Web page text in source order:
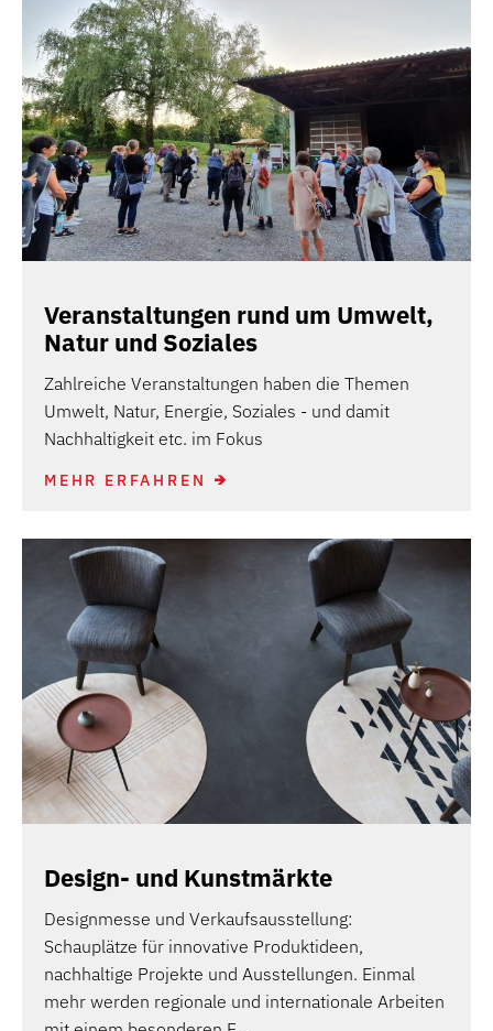
Veranstaltungen rund um Umwelt,
Natur und Soziales
Zahlreiche Veranstaltungen haben die Themen
Umwelt, Natur, Energie, Soziales - und damit
Nachhaltigkeit etc. im Fokus
MEHR ERFAHREN
Design- und Kunstmärkte
Designmesse und Verkaufsausstellung:
Schauplätze für innovative Produktideen,
nachhaltige Projekte und Ausstellungen. Einmal
mehr werden regionale und internationale Arbeiten